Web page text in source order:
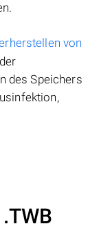
von
des Speichers